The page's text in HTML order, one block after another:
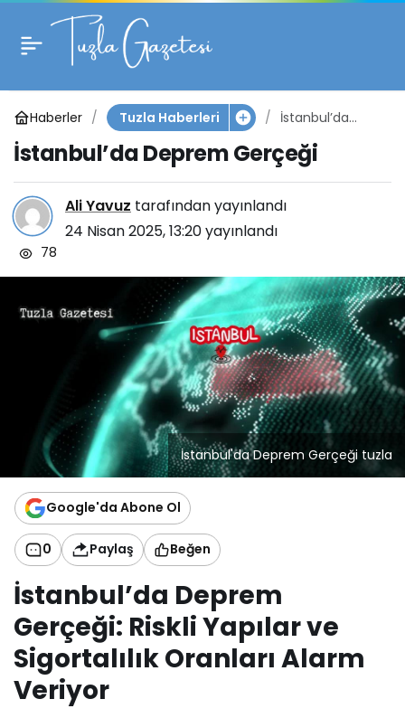
Haberler Tuzla Haberleri
İstanbul’da
Gerçeği
İstanbul’da Deprem Gerçeği
Ali Yavuz tarafından yayınlandı
24 Nisan 2025, 13:20yayınlandı
78
İstanbul'da Deprem Gerçeği tuzla
Google'da Abone Ol
0 Paylaş Beğen
İstanbul’da Deprem
Gerçeği: Riskli Yapılar ve
Sigortalılık Oranları Alarm
Veriyor
İstanbul’da Deprem